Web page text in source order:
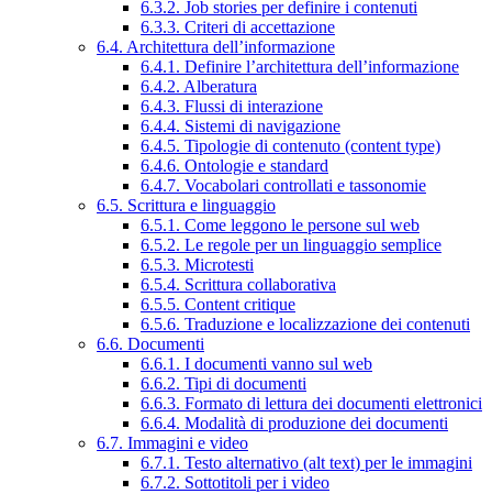
6.3.2. Job stories per definire i contenuti
6.3.3. Criteri di accettazione
6.4. Architettura dell’informazione
6.4.1. Definire l’architettura dell’informazione
6.4.2. Alberatura
6.4.3. Flussi di interazione
6.4.4. Sistemi di navigazione
6.4.5. Tipologie di contenuto (content type)
6.4.6. Ontologie e standard
6.4.7. Vocabolari controllati e tassonomie
6.5. Scrittura e linguaggio
6.5.1. Come leggono le persone sul web
6.5.2. Le regole per un linguaggio semplice
6.5.3. Microtesti
6.5.4. Scrittura collaborativa
6.5.5. Content critique
6.5.6. Traduzione e localizzazione dei contenuti
6.6. Documenti
6.6.1. I documenti vanno sul web
6.6.2. Tipi di documenti
6.6.3. Formato di lettura dei documenti elettronici
6.6.4. Modalità di produzione dei documenti
6.7. Immagini e video
6.7.1. Testo alternativo (alt text) per le immagini
6.7.2. Sottotitoli per i video